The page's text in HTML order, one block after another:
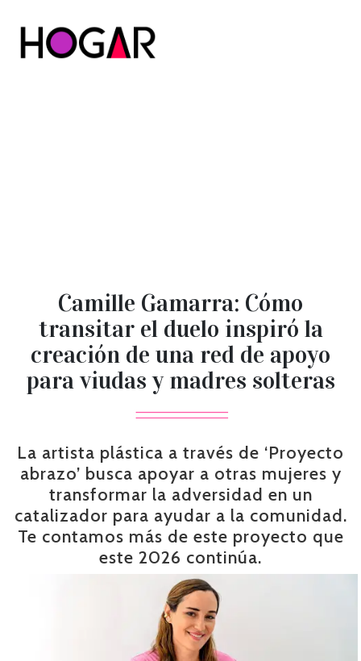
Camille Gamarra: Cómo
transitar el duelo inspiró la
creación de una red de apoyo
para viudas y madres solteras
La artista plástica a través de ‘Proyecto
abrazo’ busca apoyar a otras mujeres y
transformar la adversidad en un
catalizador para ayudar a la comunidad.
Te contamos más de este proyecto que
este 2026 continúa.